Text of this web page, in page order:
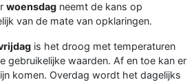
woensdag neemt de kans op
van de mate van opklaringen.
is het droog met temperaturen
gebruikelijke waarden. Af en toe kan er
komen. Overdag wordt het dagelijks